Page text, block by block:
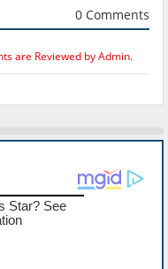
0 Comments
are Reviewed by Admin.